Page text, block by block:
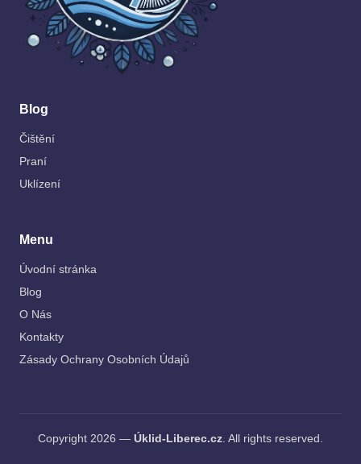
Blog
Čištění
Praní
Uklízení
Menu
Úvodní stránka
Blog
O Nás
Kontakty
Zásady Ochrany Osobních Údajů
Copyright 2026 — Úklid-Liberec.cz. All rights reserved.